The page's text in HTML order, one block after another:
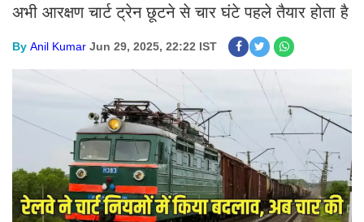
अभी आरक्षण चार्ट ट्रेन छूटने से चार घंटे पहले तैयार होता है
By Anil Kumar Jun 29, 2025, 22:22 IST